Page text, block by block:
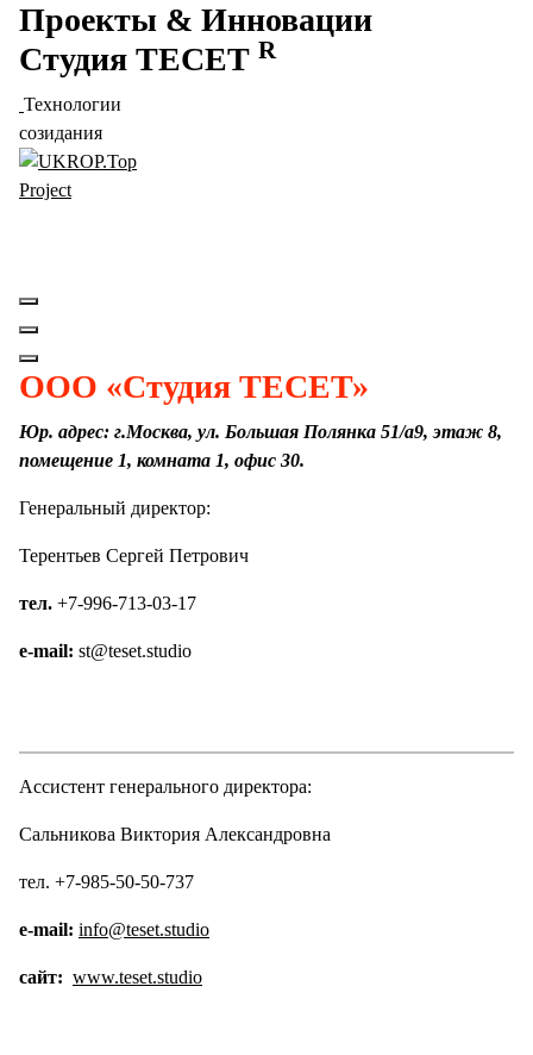
Перейти
содержимому
Проекты & Инновации
Студия ТЕСЕТ R
Технологии
созидания
ООО «Студия ТЕСЕТ»
Юр. адрес: г.Москва, ул. Большая Полянка 51/а9, этаж 8,
помещение 1, комната 1, офис 30.
Генеральный директор:
Терентьев Сергей Петрович
тел. +7-996-713-03-17
e-mail: st@teset.studio
Ассистент генерального директора:
Сальникова Виктория Александровна
тел. +7-985-50-50-737
e-mail: info@teset.studio
сайт: www.teset.studio